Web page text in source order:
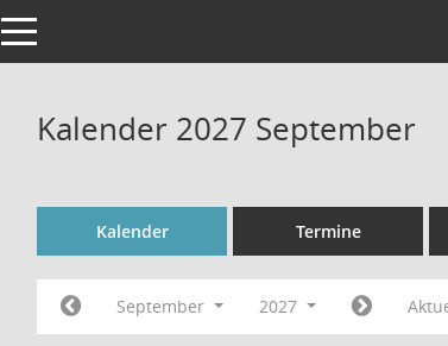
Toggle navigation
Kalender 2027 September
Kalender Termine
September 2027